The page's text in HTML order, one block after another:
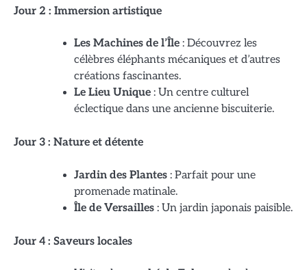
Jour 2 : Immersion artistique
Les Machines de l’Île : Découvrez les
célèbres éléphants mécaniques et d’autres
créations fascinantes.
Le Lieu Unique : Un centre culturel
éclectique dans une ancienne biscuiterie.
Jour 3 : Nature et détente
Jardin des Plantes : Parfait pour une
promenade matinale.
Île de Versailles : Un jardin japonais paisible.
Jour 4 : Saveurs locales